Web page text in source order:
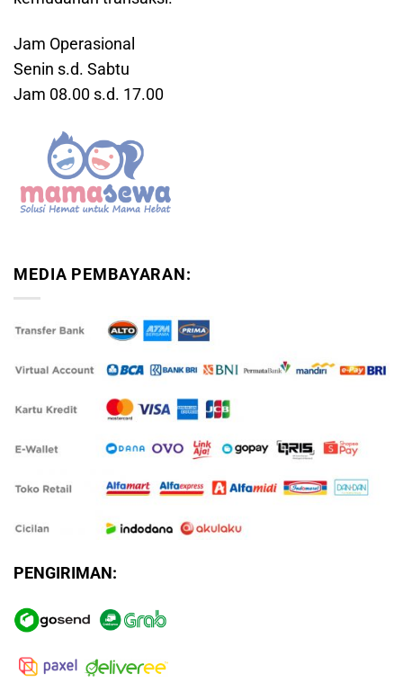
Jam Operasional
Senin s.d. Sabtu
Jam 08.00 s.d. 17.00
MEDIA PEMBAYARAN:
PENGIRIMAN: